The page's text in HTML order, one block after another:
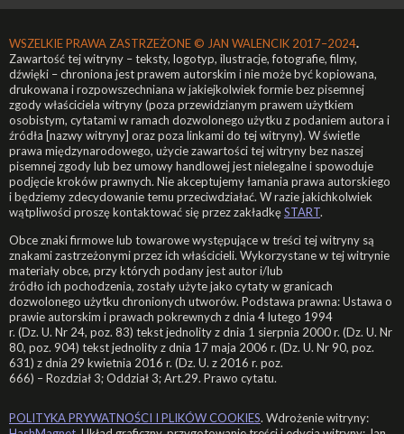
WSZELKIE PRAWA ZASTRZEŻONE © JAN WALENCIK 2017–2024.
Zawartość tej witryny – teksty, logotyp, ilustracje, fotografie, filmy,
dźwięki – chroniona jest prawem autorskim i nie może być kopiowana,
drukowana i rozpowszechniana w jakiejkolwiek formie bez pisemnej
zgody właściciela witryny (poza przewidzianym prawem użytkiem
osobistym, cytatami w ramach dozwolonego użytku z podaniem autora i
źródła [nazwy witryny] oraz poza linkami do tej witryny). W świetle
prawa międzynarodowego, użycie zawartości tej witryny bez naszej
pisemnej zgody lub bez umowy handlowej jest nielegalne i spowoduje
podjęcie kroków prawnych. Nie akceptujemy łamania prawa autorskiego
i będziemy zdecydowanie temu przeciwdziałać. W razie jakichkolwiek
wątpliwości proszę kontaktować się przez zakładkęSTART.
Obce znaki firmowe lub towarowe występujące w treści tej witryny są
znakami zastrzeżonymi przez ich właścicieli. Wykorzystane w tej witrynie
materiały obce, przy których podany jest autor i/lub
źródło ich pochodzenia, zostały użyte jako cytaty w granicach
dozwolonego użytku chronionych utworów. Podstawa prawna: Ustawa o
prawie autorskim i prawach pokrewnych z dnia 4 lutego 1994
r. (Dz. U. Nr 24, poz. 83) tekst jednolity z dnia 1 sierpnia 2000 r. (Dz. U. Nr
80, poz. 904) tekst jednolity z dnia 17 maja 2006 r. (Dz. U. Nr 90, poz.
631) z dnia 29 kwietnia 2016 r. (Dz. U. z 2016 r. poz.
666) – Rozdział 3; Oddział 3; Art.29. Prawo cytatu.
POLITYKA PRYWATNOŚCI I PLIKÓW COOKIES. Wdrożenie witryny: